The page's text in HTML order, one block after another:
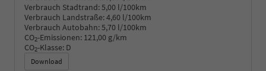
Verbrauch Stadtrand:5,00 l/100km
Verbrauch Landstraße:4,60 l/100km
Verbrauch Autobahn:5,70 l/100km
CO2-Emissionen: 121,00 g/km
CO2-Klasse: D
Download